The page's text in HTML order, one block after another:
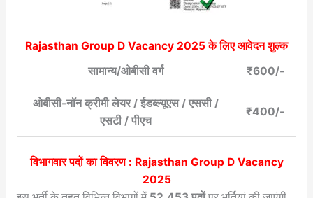
Rajasthan Group D Vacancy 2025के लिए आवेदन शुल्क
सामान्य/ओबीसी वर्ग
₹600/-
ओबीसी-नॉन क्रीमी लेयर / ईडब्ल्यूएस / एससी /
एसटी / पीएच
₹400/-
विभागवार पदों का विवरण : Rajasthan Group D Vacancy
2025